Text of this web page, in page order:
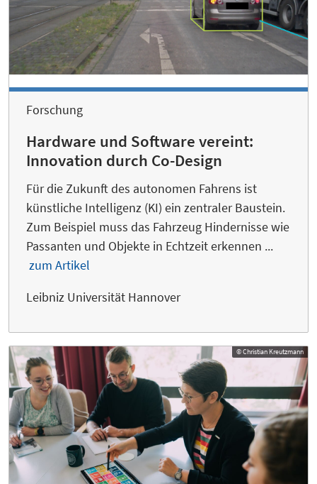
Forschung
Hardware und Software vereint:
Innovation durch Co-Design
Für die Zukunft des autonomen Fahrens ist
künstliche Intelligenz (KI) ein zentraler Baustein.
Zum Beispiel muss das Fahrzeug Hindernisse wie
Passanten und Objekte in Echtzeit erkennen ...
zum Artikel
Leibniz Universität Hannover
© Christian Kreutzmann